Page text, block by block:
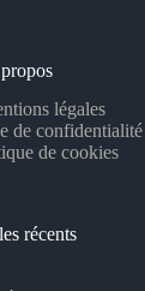
légales
de confidentialité
de cookies
récents